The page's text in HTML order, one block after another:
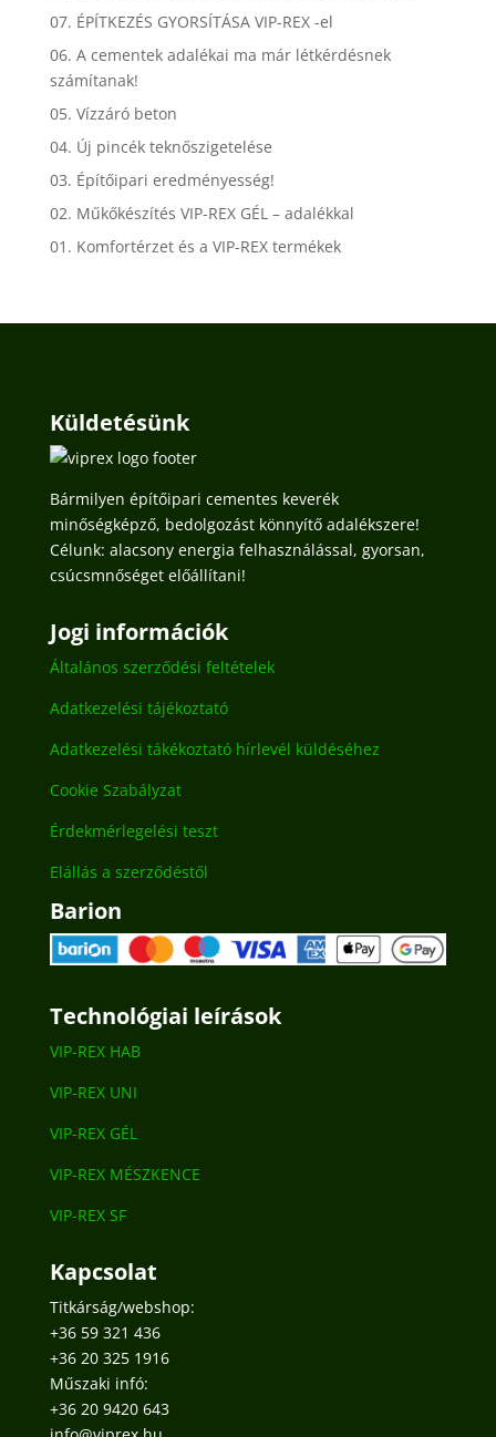
07. ÉPÍTKEZÉS GYORSÍTÁSA VIP-REX -el
06. A cementek adalékai ma már létkérdésnek
számítanak!
05. Vízzáró beton
04. Új pincék teknőszigetelése
03. Építőipari eredményesség!
02. Műkőkészítés VIP-REX GÉL – adalékkal
01. Komfortérzet és a VIP-REX termékek
Küldetésünk
Bármilyen építőipari cementes keverék
minőségképző, bedolgozást könnyítő adalékszere!
Célunk: alacsony energia felhasználással, gyorsan,
csúcsmnőséget előállítani!
Jogi információk
Általános szerződési feltételek
Adatkezelési tájékoztató
Adatkezelési tákékoztató hírlevél küldéséhez
Cookie Szabályzat
Érdekmérlegelési teszt
Elállás a szerződéstől
Barion
Technológiai leírások
VIP-REX HAB
VIP-REX UNI
VIP-REX GÉL
VIP-REX MÉSZKENCE
VIP-REX SF
Kapcsolat
Titkárság/webshop:
+36 59 321 436
+36 20 325 1916
Műszaki infó:
+36 20 9420 643